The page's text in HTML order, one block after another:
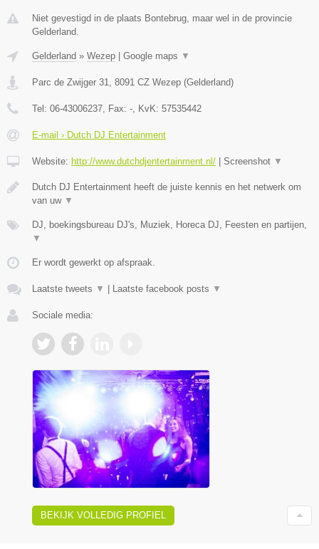
Niet gevestigd in de plaats Bontebrug, maar wel in de provincie
Gelderland.
Gelderland » Wezep Google maps ▼
Parc de Zwijger 31, 8091 CZ Wezep (Gelderland)
Tel: 06-43006237, Fax: -, KvK: 57535442
E-mail › Dutch DJ Entertainment
Website: http://www.dutchdjentertainment.nl/ Screenshot ▼
Dutch DJ Entertainment heeft de juiste kennis en het netwerk om
van uw ▼
DJ, boekingsbureau DJ's, Muziek, Horeca DJ, Feesten en partijen,
▼
Er wordt gewerkt op afspraak.
Laatste tweets ▼ Laatste facebook posts ▼
Sociale media:
BEKIJK VOLLEDIG PROFIEL